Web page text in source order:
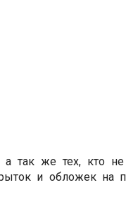
так же тех, кто
и обложек на